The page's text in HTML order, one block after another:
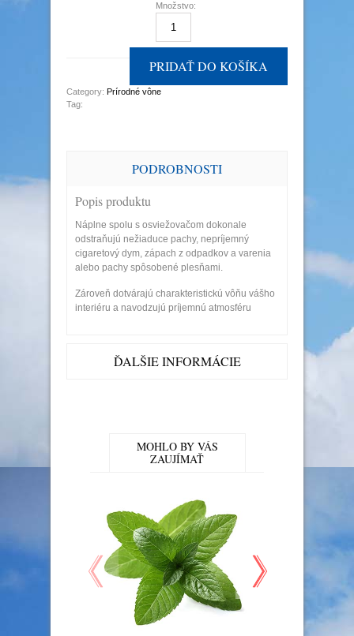
Množstvo:
PRIDAŤ DO KOŠÍKA
Category: Prírodné vône
Tag:
PODROBNOSTI
Popis produktu
Náplne spolu s osviežovačom dokonale
odstraňujú nežiaduce pachy, nepríjemný
cigaretový dym, zápach z odpadkov a varenia
alebo pachy spôsobené plesňami.
Zároveň dotvárajú charakteristickú vôňu vášho
interiéru a navodzujú príjemnú atmosféru
ĎALŠIE INFORMÁCIE
MOHLO BY VÁS
ZAUJÍMAŤ